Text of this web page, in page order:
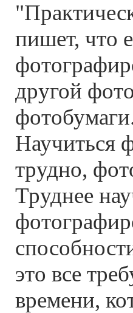
пишет, что
другой
Научиться
трудно,
Труднее
это все
времени,